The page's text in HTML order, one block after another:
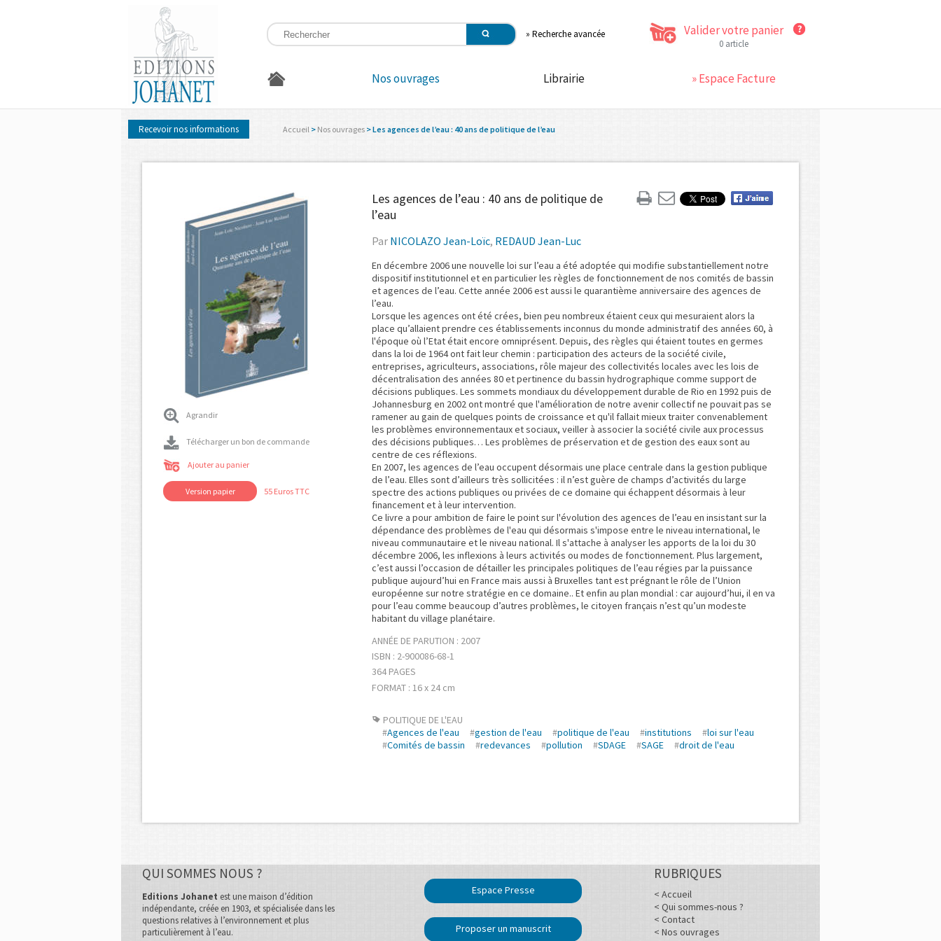
» Recherche avancée Valider votre panier
0 article
Nos ouvrages Librairie » Espace Facture
Recevoir nos informations Accueil > Nos ouvrages > Les agences de l’eau : 40 ans de politique de l’eau
Agrandir
Télécharger un bon de commande
Ajouter au panier
Version papier 55 Euros TTC
Les agences de l’eau : 40 ans de politique de
l’eau
Par NICOLAZO Jean-Loïc, REDAUD Jean-Luc
En décembre 2006 une nouvelle loi sur l’eau a été adoptée qui modifie substantiellement notre
dispositif institutionnel et en particulier les règles de fonctionnement de nos comités de bassin
et agences de l’eau. Cette année 2006 est aussi le quarantième anniversaire des agences de
l’eau.
Lorsque les agences ont été crées, bien peu nombreux étaient ceux qui mesuraient alors la
place qu’allaient prendre ces établissements inconnus du monde administratif des années 60, à
l'époque où l’Etat était encore omniprésent. Depuis, des règles qui étaient toutes en germes
dans la loi de 1964 ont fait leur chemin : participation des acteurs de la société civile,
entreprises, agriculteurs, associations, rôle majeur des collectivités locales avec les lois de
décentralisation des années 80 et pertinence du bassin hydrographique comme support de
décisions publiques. Les sommets mondiaux du développement durable de Rio en 1992 puis de
Johannesburg en 2002 ont montré que l'amélioration de notre avenir collectif ne pouvait pas se
ramener au gain de quelques points de croissance et qu'il fallait mieux traiter convenablement
les problèmes environnementaux et sociaux, veiller à associer la société civile aux processus
des décisions publiques… Les problèmes de préservation et de gestion des eaux sont au
centre de ces réflexions.
En 2007, les agences de l’eau occupent désormais une place centrale dans la gestion publique
de l’eau. Elles sont d’ailleurs très sollicitées : il n’est guère de champs d’activités du large
spectre des actions publiques ou privées de ce domaine qui échappent désormais à leur
financement et à leur intervention.
Ce livre a pour ambition de faire le point sur l'évolution des agences de l’eau en insistant sur la
dépendance des problèmes de l'eau qui désormais s'impose entre le niveau international, le
niveau communautaire et le niveau national. Il s'attache à analyser les apports de la loi du 30
décembre 2006, les inflexions à leurs activités ou modes de fonctionnement. Plus largement,
c’est aussi l’occasion de détailler les principales politiques de l’eau régies par la puissance
publique aujourd’hui en France mais aussi à Bruxelles tant est prégnant le rôle de l’Union
européenne sur notre stratégie en ce domaine.. Et enfin au plan mondial : car aujourd’hui, il en va
pour l’eau comme beaucoup d’autres problèmes, le citoyen français n’est qu’un modeste
habitant du village planétaire.
ANNÉE DE PARUTION : 2007
ISBN : 2-900086-68-1
364 PAGES
FORMAT : 16 x 24 cm
POLITIQUE DE L'EAU
#Agences de l'eau #gestion de l'eau #politique de l'eau #institutions #loi sur l'eau
#Comités de bassin #redevances #pollution #SDAGE #SAGE #droit de l'eau
QUI SOMMES NOUS ?
Editions Johanet est une maison d’édition
indépendante, créée en 1903, et spécialisée dans les
questions relatives à l’environnement et plus
particulièrement à l’eau.
Espace Presse
Proposer un manuscrit
RUBRIQUES
< Accueil
< Qui sommes-nous ?
< Contact
< Nos ouvrages